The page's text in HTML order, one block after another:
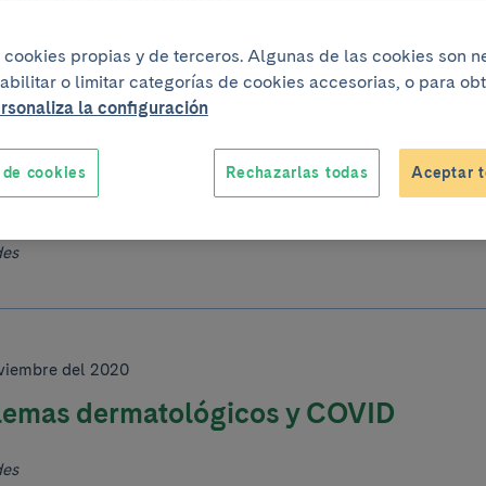
del 2020
con el Torre: ¿Cómo nos
en el manejo del paciente
del 2020
dermatológicos y COVID
cookies propias y de terceros. Algunas de las cookies son
o limitar categorías de cookies accesorias, o para
la configuración
Rechazarlas todas Aceptar
cookies